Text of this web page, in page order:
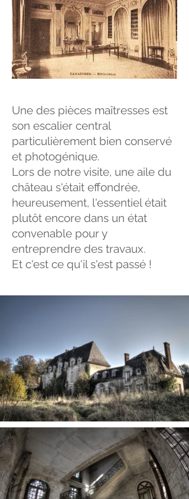
Une des pièces maîtresses est
son escalier central
particulièrement bien conservé
et photogénique.
Lors de notre visite, une aile du
château s'était effondrée,
heureusement, l'essentiel était
plutôt encore dans un état
convenable pour y
entreprendre des travaux.
Et c'est ce qu'il s'est passé !